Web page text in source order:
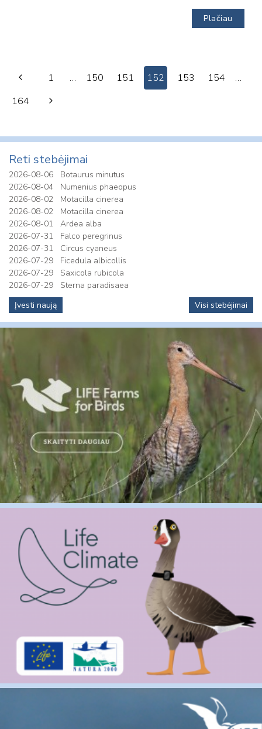
Plačiau
Page
navigation
Previous
Page
1 … 150 151 152 153 154
…
164
Next
Reti stebėjimai
2026-08-06
Botaurus minutus
2026-08-04
Numenius phaeopus
2026-08-02
Motacilla cinerea
2026-08-02
Motacilla cinerea
2026-08-01
Ardea alba
2026-07-31
Falco peregrinus
2026-07-31
Circus cyaneus
2026-07-29
Ficedula albicollis
2026-07-29
Saxicola rubicola
2026-07-29
Sterna paradisaea
Įvesti naują
Visi stebėjimai